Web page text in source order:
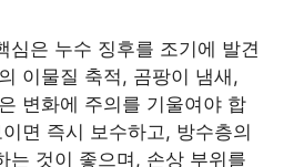
심은 누수 징후를 조기에 발견
이물질 축적, 곰팡이 냄새,
변화에 주의를 기울여야 합
면 즉시 보수하고, 방수층의
는 것이 좋으며, 손상 부위를